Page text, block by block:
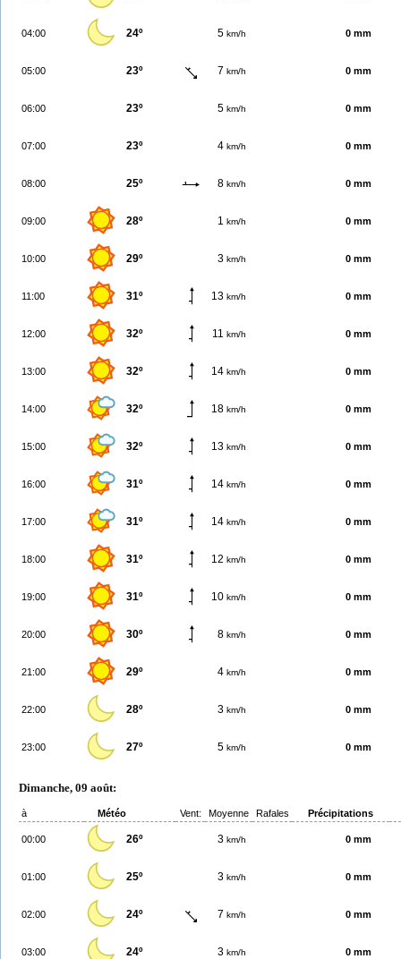
04:00 24º 5 km/h 0 mm
05:00 23º 7 km/h 0 mm
06:00 23º 5 km/h 0 mm
07:00 23º 4 km/h 0 mm
08:00 25º 8 km/h 0 mm
09:00 28º 1 km/h 0 mm
10:00 29º 3 km/h 0 mm
11:00 31º 13 km/h 0 mm
12:00 32º 11 km/h 0 mm
13:00 32º 14 km/h 0 mm
14:00 32º 18 km/h 0 mm
15:00 32º 13 km/h 0 mm
16:00 31º 14 km/h 0 mm
17:00 31º 14 km/h 0 mm
18:00 31º 12 km/h 0 mm
19:00 31º 10 km/h 0 mm
20:00 30º 8 km/h 0 mm
21:00 29º 4 km/h 0 mm
22:00 28º 3 km/h 0 mm
23:00 27º 5 km/h 0 mm
Dimanche, 09 août:
à Météo Vent: Moyenne Rafales Précipitations
00:00 26º 3 km/h 0 mm
01:00 25º 3 km/h 0 mm
02:00 24º 7 km/h 0 mm
03:00 24º 3 km/h 0 mm